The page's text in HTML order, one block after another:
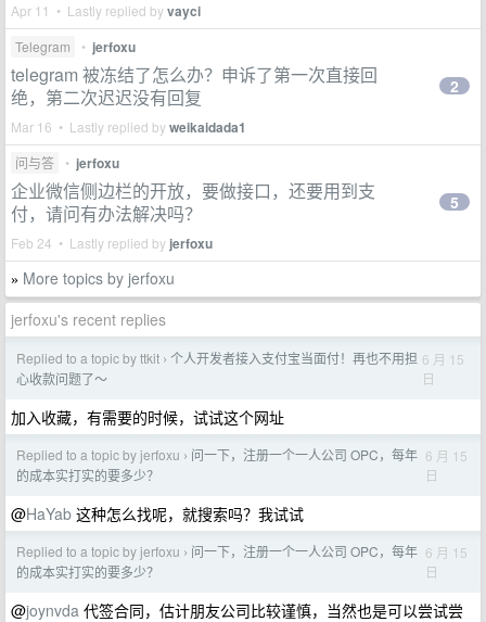
Apr 11 • Lastly replied byvayci
Telegram • jerfoxu
telegram 被冻结了怎么办？申诉了第一次直接回
绝，第二次迟迟没有回复
Mar 16 • Lastly replied byweikaidada1
2
问与答 • jerfoxu
企业微信侧边栏的开放，要做接口，还要用到支
付，请问有办法解决吗？
Feb 24 • Lastly replied by jerfoxu
5
» More topics by jerfoxu
jerfoxu's recent replies
Replied to a topic by ttkit › 个人开发者接入支付宝当面付！再也不用担
心收款问题了～
6 月 15
日
加入收藏，有需要的时候，试试这个网址
Replied to a topic by jerfoxu › 问一下，注册一个一人公司 OPC，每年
的成本实打实的要多少？
6 月 15
日
@HaYab 这种怎么找呢，就搜索吗？我试试
Replied to a topic by jerfoxu › 问一下，注册一个一人公司 OPC，每年
的成本实打实的要多少？
6 月 15
日
@joynvda 代签合同，估计朋友公司比较谨慎，当然也是可以尝试尝